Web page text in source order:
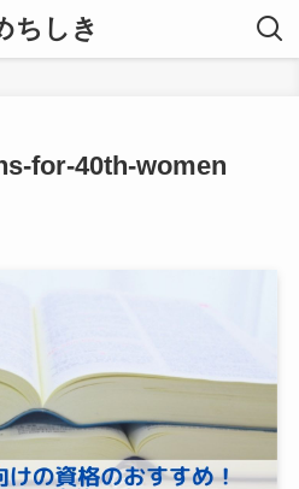
ちしき
for-40th-women